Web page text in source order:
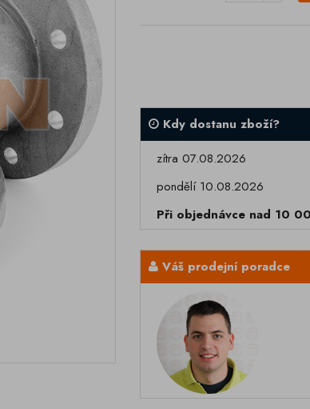
Kdy dostanu zboží?
zítra 07.08.2026
pondělí 10.08.2026
Při objednávce nad 10
Váš prodejní poradce